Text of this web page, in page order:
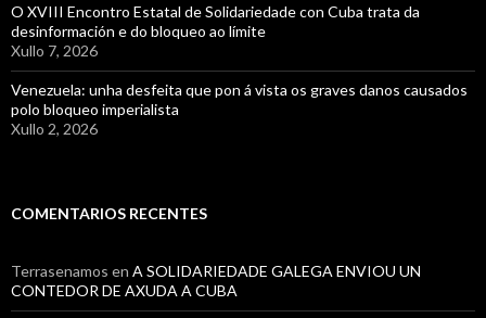
O XVIII Encontro Estatal de Solidariedade con Cuba trata da
desinformación e do bloqueo ao límite
Xullo 7, 2026
Venezuela: unha desfeita que pon á vista os graves danos causados
polo bloqueo imperialista
Xullo 2, 2026
COMENTARIOS RECENTES
Terrasenamos en A SOLIDARIEDADE GALEGA ENVIOU UN
CONTEDOR DE AXUDA A CUBA